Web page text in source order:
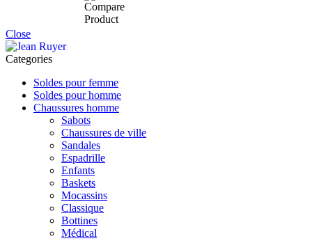
Close
Categories
Soldes pour femme
Soldes pour homme
Chaussures homme
Sabots
Chaussures de ville
Sandales
Espadrille
Enfants
Baskets
Mocassins
Classique
Bottines
Médical